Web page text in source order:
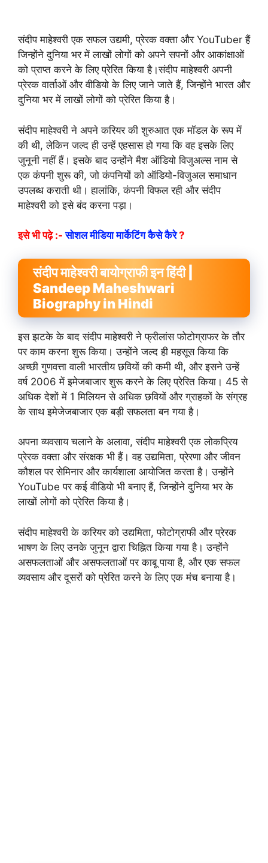
संदीप माहेश्वरी एक सफल उद्यमी, प्रेरक वक्ता और YouTuber हैं
जिन्होंने दुनिया भर में लाखों लोगों को अपने सपनों और आकांक्षाओं
को प्राप्त करने के लिए प्रेरित किया है।संदीप माहेश्वरी अपनी
प्रेरक वार्ताओं और वीडियो के लिए जाने जाते हैं, जिन्होंने भारत और
दुनिया भर में लाखों लोगों को प्रेरित किया है।
संदीप माहेश्वरी ने अपने करियर की शुरुआत एक मॉडल के रूप में
की थी, लेकिन जल्द ही उन्हें एहसास हो गया कि वह इसके लिए
जुनूनी नहीं हैं। इसके बाद उन्होंने मैश ऑडियो विजुअल्स नाम से
एक कंपनी शुरू की, जो कंपनियों को ऑडियो-विजुअल समाधान
उपलब्ध कराती थी। हालांकि, कंपनी विफल रही और संदीप
माहेश्वरी को इसे बंद करना पड़ा।
इसे भी पढ़े :-सोशल मीडिया मार्केटिंग कैसे कैरे?
संदीप माहेश्वरी बायोग्राफी इन हिंदी |
Sandeep Maheshwari
Biography in Hindi
इस झटके के बाद संदीप माहेश्वरी ने फ्रीलांस फोटोग्राफर के तौर
पर काम करना शुरू किया। उन्होंने जल्द ही महसूस किया कि
अच्छी गुणवत्ता वाली भारतीय छवियों की कमी थी, और इसने उन्हें
वर्ष 2006 में इमेजबाजार शुरू करने के लिए प्रेरित किया। 45 से
अधिक देशों में 1 मिलियन से अधिक छवियों और ग्राहकों के संग्रह
के साथ इमेजेजबाजार एक बड़ी सफलता बन गया है।
अपना व्यवसाय चलाने के अलावा, संदीप माहेश्वरी एक लोकप्रिय
प्रेरक वक्ता और संरक्षक भी हैं। वह उद्यमिता, प्रेरणा और जीवन
कौशल पर सेमिनार और कार्यशाला आयोजित करता है। उन्होंने
YouTube पर कई वीडियो भी बनाए हैं, जिन्होंने दुनिया भर के
लाखों लोगों को प्रेरित किया है।
संदीप माहेश्वरी के करियर को उद्यमिता, फोटोग्राफी और प्रेरक
भाषण के लिए उनके जुनून द्वारा चिह्नित किया गया है। उन्होंने
असफलताओं और असफलताओं पर काबू पाया है, और एक सफल
व्यवसाय और दूसरों को प्रेरित करने के लिए एक मंच बनाया है।